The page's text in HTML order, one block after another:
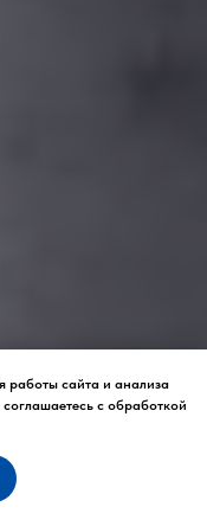
работы сайта и анализа
с обработкой